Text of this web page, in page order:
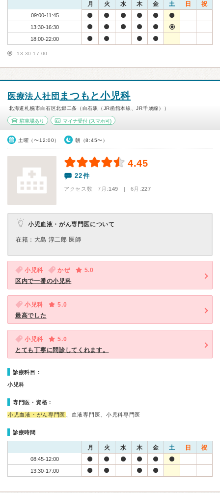
月 火 水 木 金 土 日 祝
09:00-11:45
13:30-16:30
18:00-22:00
13:30-17:00
医療法人社団 まつもと小児科
北海道札幌市白石区北郷二条（白石駅（JR函館本線、JR千歳線））
駐車場あり マイナ受付(スマホ可)
土曜（〜12:00） 朝（8:45〜）
4.45
22件
アクセス数 7月:149 | 6月:227
小児血液・がん専門医について
在籍：大島 淳二郎 医師
小児科 かぜ
5.0
区内で一番の小児科
小児科
5.0
最高でした
小児科
5.0
とても丁寧に問診してくれます。
診療科目：
小児科
専門医・資格：
小児血液・がん専門医 、血液専門医、小児科専門医
診療時間
月 火 水 木 金 土 日 祝
08:45-12:00
13:30-17:00